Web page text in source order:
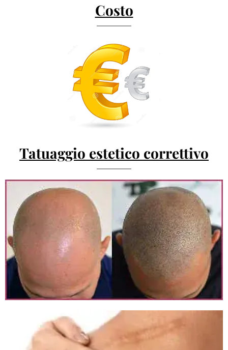
Costo
Tatuaggio estetico correttivo